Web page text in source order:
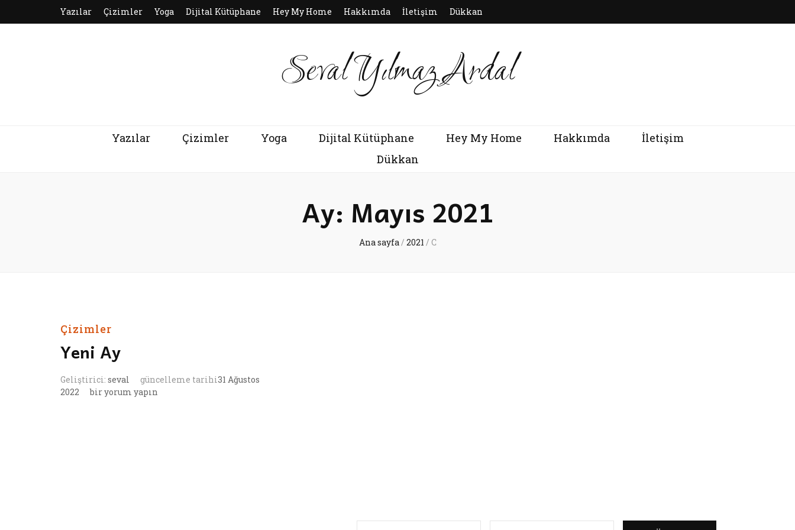
Yazılar Çizimler Yoga Dijital Kütüphane Hey My Home Hakkımda İletişim Dükkan
Seval Yılmaz Ardal
Yazılar Çizimler Yoga Dijital Kütüphane Hey My Home Hakkımda
İletişim
Dükkan
Ay: Mayıs 2021
Ana sayfa/ 2021 / C
Çizimler
Yeni Ay
Geliştirici: seval güncelleme tarihi31 Ağustos
2022
Yeni
bir yorum yapın